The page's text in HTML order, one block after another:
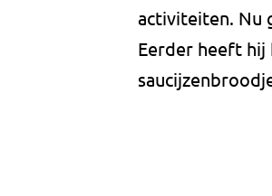
activiteiten. Nu
Eerder heeft hij